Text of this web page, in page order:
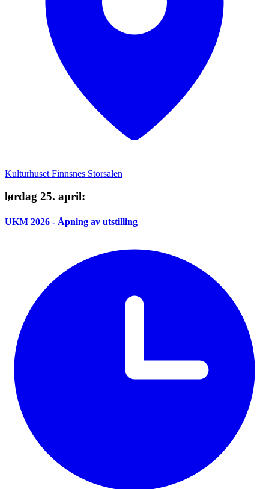
Kulturhuset Finnsnes Storsalen
lørdag 25. april:
UKM 2026 - Åpning av utstilling